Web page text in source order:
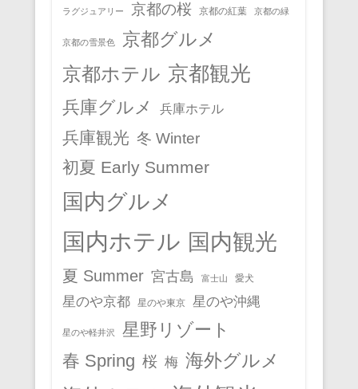
ラグジュアリー 京都の桜 京都の紅葉 京都の緑
京都の雪景色 京都グルメ
京都ホテル 京都観光
兵庫グルメ 兵庫ホテル
兵庫観光 冬 Winter
初夏 Early Summer
国内グルメ
国内ホテル 国内観光
夏 Summer 宮古島 富士山 愛犬
星のや京都 星のや東京 星のや沖縄
星のや軽井沢
星野リゾート
春 Spring 桜 梅 海外グルメ